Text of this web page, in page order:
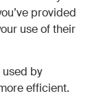
provided
use of their
by
efficient.